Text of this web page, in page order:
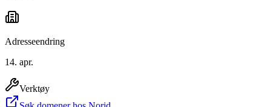
Adresseendring
14. apr.
Verktøy